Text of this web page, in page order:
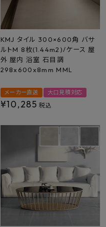
KMJ タイル 300×600角 バサ
ルトM 8枚(1.44m2)/ケース 屋
外 屋内 浴室 石目調
298x600x8mm MML
メーカー直送 大口見積対応
¥10,285 税込